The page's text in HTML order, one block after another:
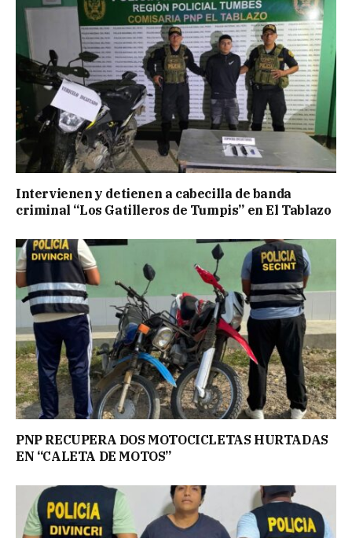
Intervienen y detienen a cabecilla de banda
criminal “Los Gatilleros de Tumpis” en El Tablazo
PNP RECUPERA DOS MOTOCICLETAS HURTADAS
EN “CALETA DE MOTOS”